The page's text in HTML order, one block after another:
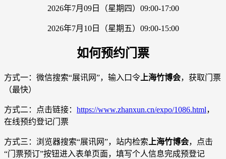
2026年7月09日（星期四）09:00-17:00
2026年7月10日（星期五）09:00-15:00
如何预约门票
方式一：微信搜索“展讯网”，输入口令 上海竹博会，获取门票
（最快）
方式二：点击链接： https://www.zhanxun.cn/expo/1086.html，
在线预约登记门票
方式三：浏览器搜索“展讯网”，站内检索 上海竹博会，点击
“门票预订”按钮进入表单页面，填写个人信息完成预登记